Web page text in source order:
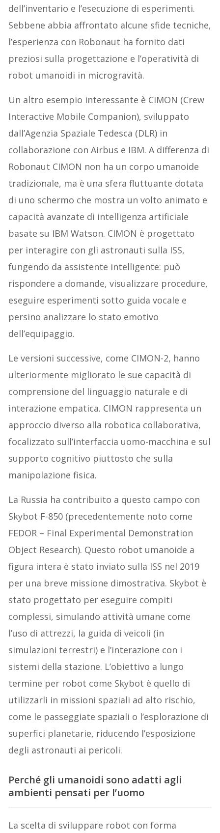
dell’inventario e l’esecuzione di esperimenti.
Sebbene abbia affrontato alcune sfide tecniche,
l’esperienza con Robonaut ha fornito dati
preziosi sulla progettazione e l’operatività di
robot umanoidi in microgravità.
Un altro esempio interessante è CIMON (Crew
Interactive Mobile Companion), sviluppato
dall’Agenzia Spaziale Tedesca (DLR) in
collaborazione con Airbus e IBM. A differenza di
Robonaut CIMON non ha un corpo umanoide
tradizionale, ma è una sfera fluttuante dotata
di uno schermo che mostra un volto animato e
capacità avanzate di intelligenza artificiale
basate su IBM Watson. CIMON è progettato
per interagire con gli astronauti sulla ISS,
fungendo da assistente intelligente: può
rispondere a domande, visualizzare procedure,
eseguire esperimenti sotto guida vocale e
persino analizzare lo stato emotivo
dell’equipaggio.
Le versioni successive, come CIMON-2, hanno
ulteriormente migliorato le sue capacità di
comprensione del linguaggio naturale e di
interazione empatica. CIMON rappresenta un
approccio diverso alla robotica collaborativa,
focalizzato sull’interfaccia uomo-macchina e sul
supporto cognitivo piuttosto che sulla
manipolazione fisica.
La Russia ha contribuito a questo campo con
Skybot F-850 (precedentemente noto come
FEDOR – Final Experimental Demonstration
Object Research). Questo robot umanoide a
figura intera è stato inviato sulla ISS nel 2019
per una breve missione dimostrativa. Skybot è
stato progettato per eseguire compiti
complessi, simulando attività umane come
l’uso di attrezzi, la guida di veicoli (in
simulazioni terrestri) e l’interazione con i
sistemi della stazione. L’obiettivo a lungo
termine per robot come Skybot è quello di
utilizzarli in missioni spaziali ad alto rischio,
come le passeggiate spaziali o l’esplorazione di
superfici planetarie, riducendo l’esposizione
degli astronauti ai pericoli.
Perché gli umanoidi sono adatti agli
ambienti pensati per l’uomo
La scelta di sviluppare robot con forma